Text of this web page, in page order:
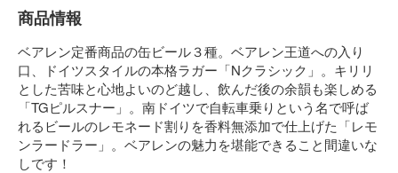
商品情報
ベアレン定番商品の缶ビール３種。ベアレン王道への入り
口、ドイツスタイルの本格ラガー「Nクラシック」。キリリ
とした苦味と心地よいのど越し、飲んだ後の余韻も楽しめる
「TGピルスナー」。南ドイツで自転車乗りという名で呼ば
れるビールのレモネード割りを香料無添加で仕上げた「レモ
ンラードラー」。ベアレンの魅力を堪能できること間違いな
しです！